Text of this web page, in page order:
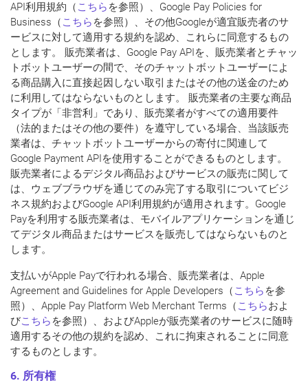
API利用規約（ こちら を参照）、Google Pay Policies for
Business（ こちら を参照）、その他Googleが適宜販売者のサ
ービスに対して適用する規約を認め、これらに同意するもの
とします。 販売業者は、Google Pay APIを、販売業者とチャッ
トボットユーザーの間で、そのチャットボットユーザーによ
る商品購入に直接起因しない取引またはその他の送金のため
に利用してはならないものとします。 販売業者の主要な商品
タイプが「非営利」であり、販売業者がすべての適用要件
（法的またはその他の要件）を遵守している場合、当該販売
業者は、チャットボットユーザーからの寄付に関連して
Google Payment APIを使用することができるものとします。
販売業者によるデジタル商品およびサービスの販売に関して
は、ウェブブラウザを通じてのみ完了する取引についてビジ
ネス規約およびGoogle API利用規約が適用されます。Google
Payを利用する販売業者は、モバイルアプリケーションを通じ
てデジタル商品またはサービスを販売してはならないものと
します。
支払いがApple Payで行われる場合、販売業者は、Apple
Agreement and Guidelines for Apple Developers（ こちら を参
照）、Apple Pay Platform Web Merchant Terms（ こちらおよ
びこちら を参照）、およびAppleが販売業者のサービスに随時
適用するその他の規約を認め、これに拘束されることに同意
するものとします。
6. 所有権